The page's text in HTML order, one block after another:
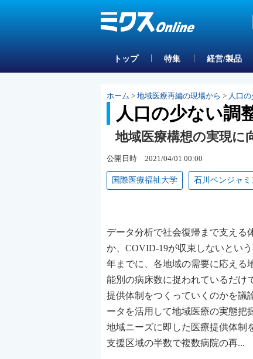
トップ 特集 経営/製品
ホーム > 地域医療再編の現場から > 人口
人口の少ない調
地域医療構想の実現に
公開日時 2021/04/01 00:00
国際医療福祉大学 石川ベンジャ
データ分析で社会復帰まで支える
か、COVID-19が収束しないとい
年までに、各地域の需要に応える
能別の病床数に捉われているだけ
提供体制をつくっていくのかを議
ータを活用して地域医療の実態把
地域ニーズに即した医療提供体制
支援区域の半数で複数病院の再...